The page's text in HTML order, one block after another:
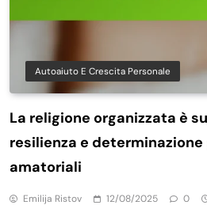
Autoaiuto E Crescita Personale
La religione organizzata è
resilienza e
amatoriali
Emilija Ristov 12/08/2025 0